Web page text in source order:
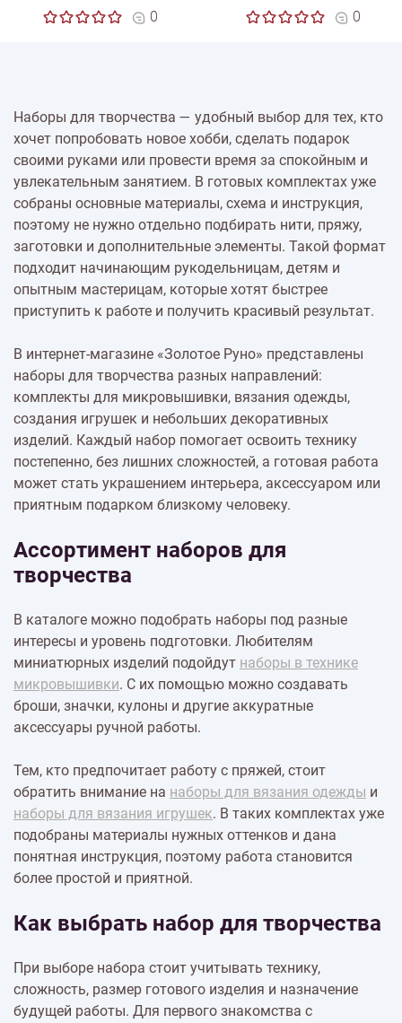
0
0
Наборы для творчества — удобный выбор для тех, кто
хочет попробовать новое хобби, сделать подарок
своими руками или провести время за спокойным и
увлекательным занятием. В готовых комплектах уже
собраны основные материалы, схема и инструкция,
поэтому не нужно отдельно подбирать нити, пряжу,
заготовки и дополнительные элементы. Такой формат
подходит начинающим рукодельницам, детям и
опытным мастерицам, которые хотят быстрее
приступить к работе и получить красивый результат.
В интернет-магазине «Золотое Руно» представлены
наборы для творчества разных направлений:
комплекты для микровышивки, вязания одежды,
создания игрушек и небольших декоративных
изделий. Каждый набор помогает освоить технику
постепенно, без лишних сложностей, а готовая работа
может стать украшением интерьера, аксессуаром или
приятным подарком близкому человеку.
Ассортимент наборов для
творчества
В каталоге можно подобрать наборы под разные
интересы и уровень подготовки. Любителям
миниатюрных изделий подойдут наборы в технике
микровышивки. С их помощью можно создавать
броши, значки, кулоны и другие аккуратные
аксессуары ручной работы.
Тем, кто предпочитает работу с пряжей, стоит
обратить внимание на наборы для вязания одежды и
наборы для вязания игрушек. В таких комплектах уже
подобраны материалы нужных оттенков и дана
понятная инструкция, поэтому работа становится
более простой и приятной.
Как выбрать набор для творчества
При выборе набора стоит учитывать технику,
сложность, размер готового изделия и назначение
будущей работы. Для первого знакомства с